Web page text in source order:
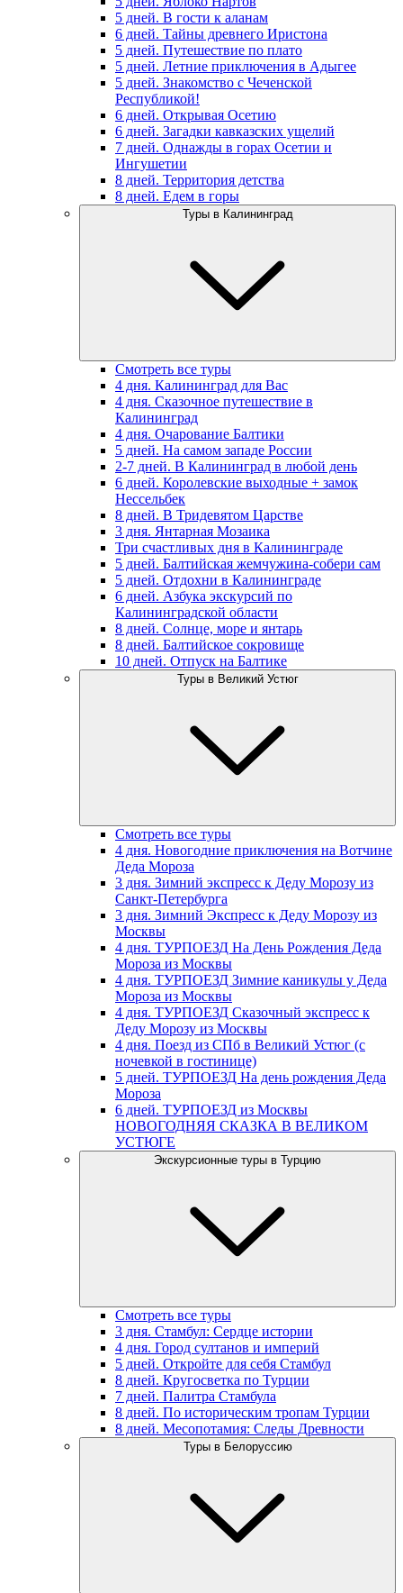
5 дней. В гости к аланам
6 дней. Тайны древнего Иристона
5 дней. Путешествие по плато
5 дней. Летние приключения в Адыгее
5 дней. Знакомство с Чеченской
Республикой!
6 дней. Открывая Осетию
6 дней. Загадки кавказских ущелий
7 дней. Однажды в горах Осетии и
Ингушетии
8 дней. Территория детства
8 дней. Едем в горы
Туры в Калининград
Смотреть все туры
4 дня. Калининград для Вас
4 дня. Сказочное путешествие в
Калининград
4 дня. Очарование Балтики
5 дней. На самом западе России
2-7 дней. В Калининград в любой день
6 дней. Королевские выходные + замок
Нессельбек
8 дней. В Тридевятом Царстве
3 дня. Янтарная Мозаика
Три счастливых дня в Калининграде
5 дней. Балтийская жемчужина-собери сам
5 дней. Отдохни в Калининграде
6 дней. Азбука экскурсий по
Калининградской области
8 дней. Солнце, море и янтарь
8 дней. Балтийское сокровище
10 дней. Отпуск на Балтике
Туры в Великий Устюг
Смотреть все туры
4 дня. Новогодние приключения на Вотчине
Деда Мороза
3 дня. Зимний экспресс к Деду Морозу из
Санкт-Петербурга
3 дня. Зимний Экспресс к Деду Морозу из
Москвы
4 дня. ТУРПОЕЗД На День Рождения Деда
Мороза из Москвы
4 дня. ТУРПОЕЗД Зимние каникулы у Деда
Мороза из Москвы
4 дня. ТУРПОЕЗД Сказочный экспресс к
Деду Морозу из Москвы
4 дня. Поезд из СПб в Великий Устюг (с
ночевкой в гостинице)
5 дней. ТУРПОЕЗД На день рождения Деда
Мороза
6 дней. ТУРПОЕЗД из Москвы
НОВОГОДНЯЯ СКАЗКА В ВЕЛИКОМ
УСТЮГЕ
Экскурсионные туры в Турцию
Смотреть все туры
3 дня. Стамбул: Сердце истории
4 дня. Город султанов и империй
5 дней. Откройте для себя Стамбул
8 дней. Кругосветка по Турции
7 дней. Палитра Стамбула
8 дней. По историческим тропам Турции
8 дней. Месопотамия: Следы Древности
Туры в Белоруссию